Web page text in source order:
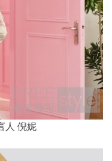
人 倪妮